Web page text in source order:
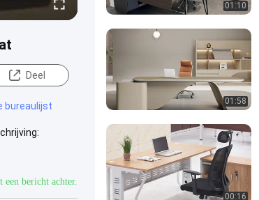
Deel
bureaulijst
een bericht achter.
01:10
01:58
00:16